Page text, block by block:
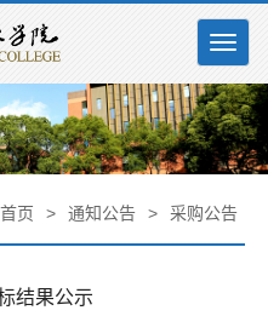
页 > 通知公告 > 采购公告
结果公示